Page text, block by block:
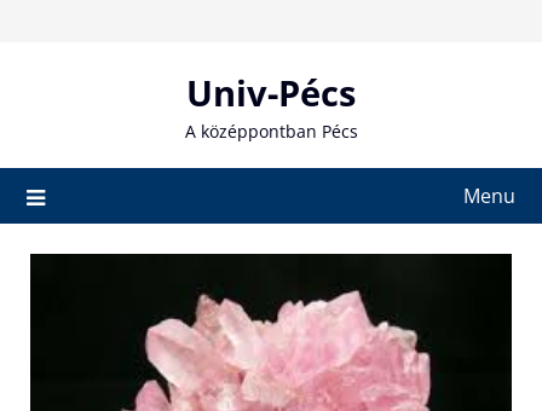
Univ-Pécs
A középpontban Pécs
Menu